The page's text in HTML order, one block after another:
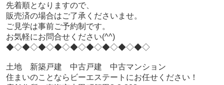
先着順となりますので、
販売済の場合はご了承くださいませ。
ご見学は事前ご予約制です。
お気軽にお問合せください(^^)
◆◇◆◇◆◇◆◇◆◇◆◇◆◇◆◇◆◇
土地 新築戸建 中古戸建 中古マンション
住まいのことならビーエステートにお任せください！